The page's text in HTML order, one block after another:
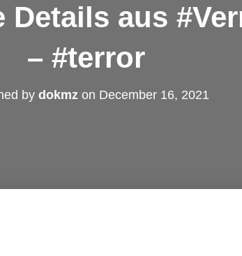
Details aus
– #terror
by dokmzon December 16, 2021